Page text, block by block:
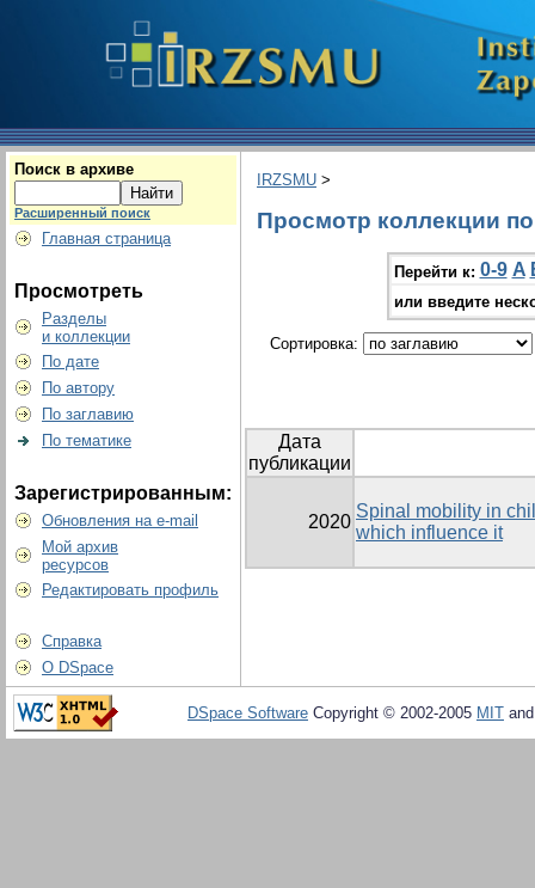
Поиск в архиве
Расширенный поиск
Главная страница
Просмотреть
Разделы
и коллекции
По дате
По автору
По заглавию
По тематике
Зарегистрированным:
Обновления на e-mail
Мой архив
ресурсов
Редактировать профиль
Справка
О DSpace
IRZSMU >
Просмотр коллекции
Перейти к: 0-9 A
или введите
Сортировка:
Дата
публикации
2020
Spinal mobility in
which influence it
DSpace Software Copyright © 2002-2005 MIT